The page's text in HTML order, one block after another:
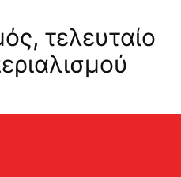
τελευταίο